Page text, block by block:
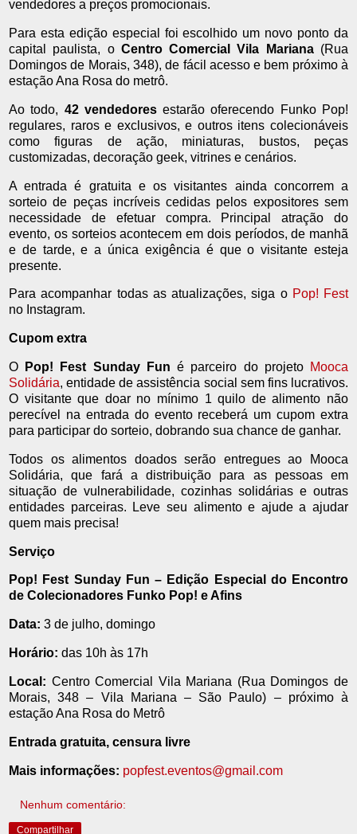
vendedores a preços promocionais.
Para esta edição especial foi escolhido um novo ponto da
capital paulista, o Centro Comercial Vila Mariana(Rua
Domingos de Morais, 348), de fácil acesso e bem próximo à
estação Ana Rosa do metrô.
Ao todo, 42 vendedoresestarão oferecendo Funko Pop!
regulares, raros e exclusivos, e outros itens colecionáveis
como figuras de ação, miniaturas, bustos, peças
customizadas, decoração geek, vitrines e cenários.
A entrada é gratuita e os visitantes ainda concorrem a
sorteio de peças incríveis cedidas pelos expositores sem
necessidade de efetuar compra. Principal atração do
evento, os sorteios acontecem em dois períodos, de manhã
e de tarde, e a única exigência é que o visitante esteja
presente.
Para acompanhar todas as atualizações, siga o Pop! Fest
no Instagram.
Cupom extra
O Pop! Fest Sunday Fun é parceiro do projeto Mooca
Solidária, entidade de assistência social sem fins lucrativos.
O visitante que doar no mínimo 1 quilo de alimento não
perecível na entrada do evento receberá um cupom extra
para participar do sorteio, dobrando sua chance de ganhar.
Todos os alimentos doados serão entregues ao Mooca
Solidária, que fará a distribuição para as pessoas em
situação de vulnerabilidade, cozinhas solidárias e outras
entidades parceiras. Leve seu alimento e ajude a ajudar
quem mais precisa!
Serviço
Pop! Fest Sunday Fun – Edição Especial do Encontro
de Colecionadores Funko Pop! e Afins
Data: 3 de julho, domingo
Horário: das 10h às 17h
Local: Centro Comercial Vila Mariana (Rua Domingos de
Morais, 348 – Vila Mariana – São Paulo) – próximo à
estação Ana Rosa do Metrô
Entrada gratuita, censura livre
Mais informações: popfest.eventos@gmail.com
Nenhum comentário:
Compartilhar